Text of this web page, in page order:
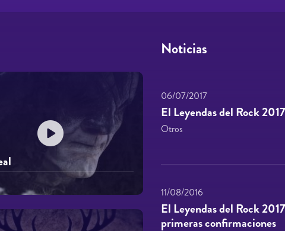
Noticias
06/07/2017
El Leyendas del Rock
Otros
11/08/2016
El Leyendas del Rock
primeras confirmaciones